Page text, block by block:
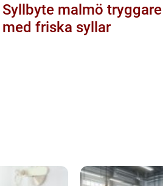
Syllbyte malmö tryggare hus
med friska syllar